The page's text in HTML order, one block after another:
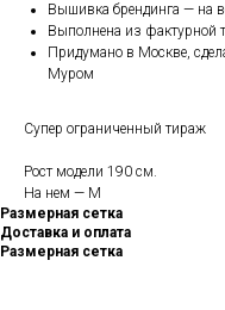
Вышивка брендинга — на
Выполнена из фактурной
Придумано в Москве,
Муром
Супер ограниченный тираж
Рост модели 190 см.
На нем — М
Размерная сетка
Доставка и оплата
Размерная сетка